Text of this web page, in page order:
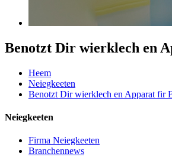
Benotzt Dir wierklech en
Heem
Neiegkeeten
Benotzt Dir wierklech en Apparat fir
Neiegkeeten
Firma Neiegkeeten
Branchennews